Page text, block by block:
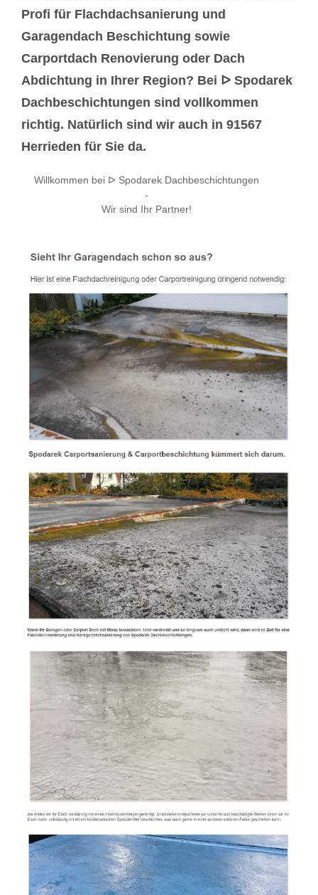
Profi für Flachdachsanierung und
Garagendach Beschichtung sowie
Carportdach Renovierung oder Dach
Abdichtung in Ihrer Region? Bei ᐅ Spodarek
Dachbeschichtungen sind vollkommen
richtig. Natürlich sind wir auch in 91567
Herrieden für Sie da.
Willkommen bei ᐅ Spodarek Dachbeschichtungen
-
Wir sind Ihr Partner!